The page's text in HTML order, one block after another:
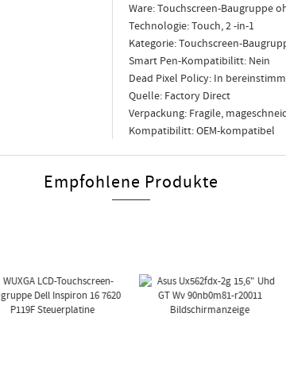
Ware: Touchscreen-Baugruppe
Technologie: Touch, 2 -in-1
Kategorie: Touchscreen-
Smart Pen-Kompatibilitt: Nein
Dead Pixel Policy: In
Quelle: Factory Direct
Verpackung: Fragile,
Kompatibilitt: OEM-kompatibel
Empfohlene Produkte